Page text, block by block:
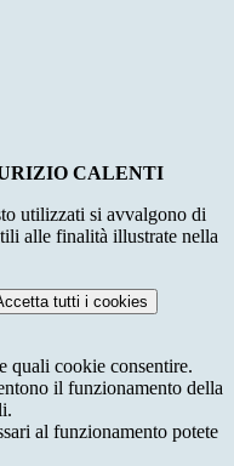
CALENTI
utilizzati si avvalgono di
alle finalità illustrate nella
tutti i cookies
quali cookie consentire.
il funzionamento della
al funzionamento potete